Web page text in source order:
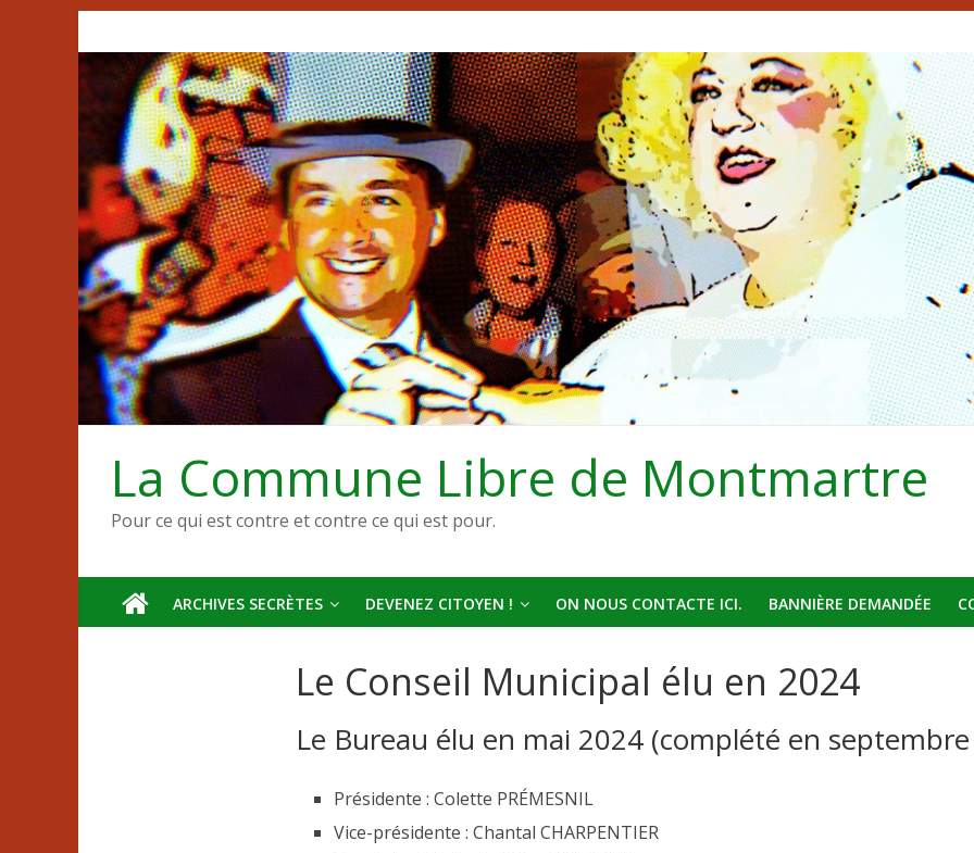
au
contenu
La Commune Libre de Montmartre
Pour ce qui est contre et contre ce qui est pour.
ARCHIVES SECRÈTES DEVENEZ CITOYEN ! ON NOUS CONTACTE ICI. BANNIÈRE DEMANDÉE
Le Conseil Municipal élu en 2024
Le Bureau élu en mai 2024 (complété en
Présidente : Colette PRÉMESNIL
Vice-présidente : Chantal CHARPENTIER